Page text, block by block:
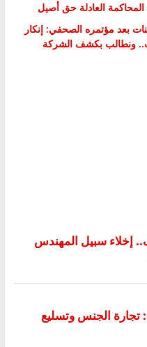
العادلة حق أصيل
بعد مؤتمره الصحفي: إنكار
ونطالب بكشف الشركة